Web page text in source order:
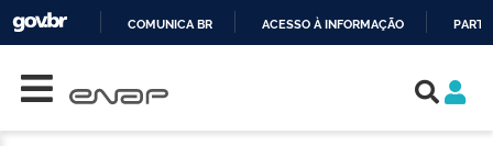
COMUNICA BR ACESSO À INFORMAÇÃO